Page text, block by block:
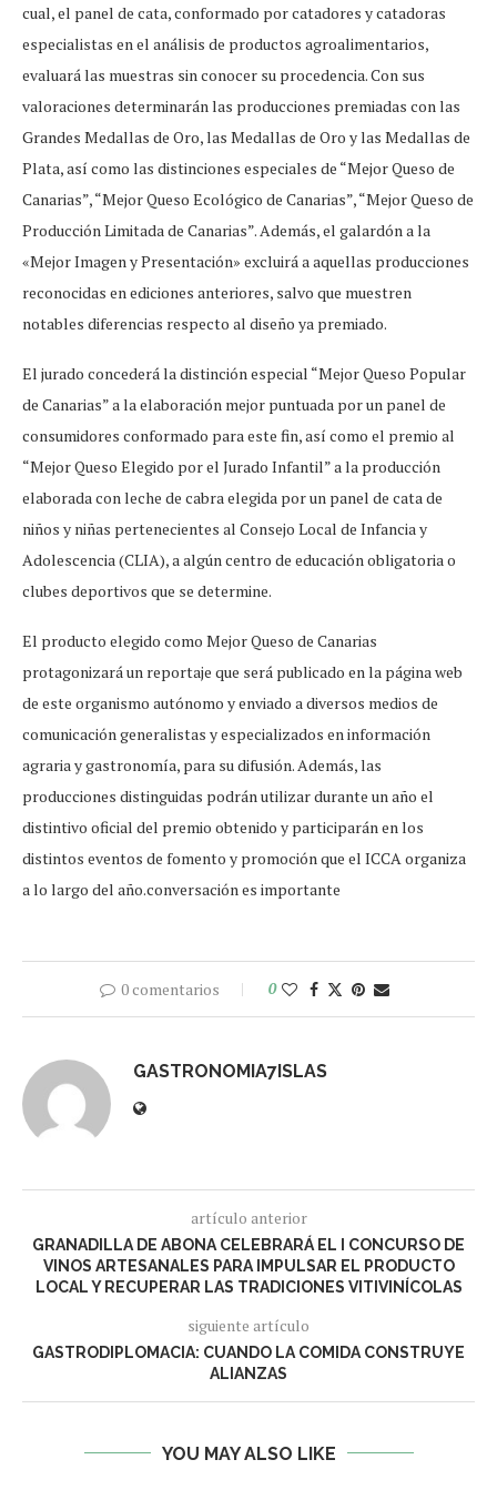
cual, el panel de cata, conformado por catadores y catadoras
especialistas en el análisis de productos agroalimentarios,
evaluará las muestras sin conocer su procedencia. Con sus
valoraciones determinarán las producciones premiadas con las
Grandes Medallas de Oro, las Medallas de Oro y las Medallas de
Plata, así como las distinciones especiales de “Mejor Queso de
Canarias”, “Mejor Queso Ecológico de Canarias”, “Mejor Queso de
Producción Limitada de Canarias”. Además, el galardón a la
«Mejor Imagen y Presentación» excluirá a aquellas producciones
reconocidas en ediciones anteriores, salvo que muestren
notables diferencias respecto al diseño ya premiado.
El jurado concederá la distinción especial “Mejor Queso Popular
de Canarias” a la elaboración mejor puntuada por un panel de
consumidores conformado para este fin, así como el premio al
“Mejor Queso Elegido por el Jurado Infantil” a la producción
elaborada con leche de cabra elegida por un panel de cata de
niños y niñas pertenecientes al Consejo Local de Infancia y
Adolescencia (CLIA), a algún centro de educación obligatoria o
clubes deportivos que se determine.
El producto elegido como Mejor Queso de Canarias
protagonizará un reportaje que será publicado en la página web
de este organismo autónomo y enviado a diversos medios de
comunicación generalistas y especializados en información
agraria y gastronomía, para su difusión. Además, las
producciones distinguidas podrán utilizar durante un año el
distintivo oficial del premio obtenido y participarán en los
distintos eventos de fomento y promoción que el ICCA organiza
a lo largo del año.conversación es importante
0 comentarios 0
GASTRONOMIA7ISLAS
artículo anterior
GRANADILLA DE ABONA CELEBRARÁ EL I CONCURSO DE
VINOS ARTESANALES PARA IMPULSAR EL PRODUCTO
LOCAL Y RECUPERAR LAS TRADICIONES VITIVINÍCOLAS
siguiente artículo
GASTRODIPLOMACIA: CUANDO LA COMIDA CONSTRUYE
ALIANZAS
YOU MAY ALSO LIKE